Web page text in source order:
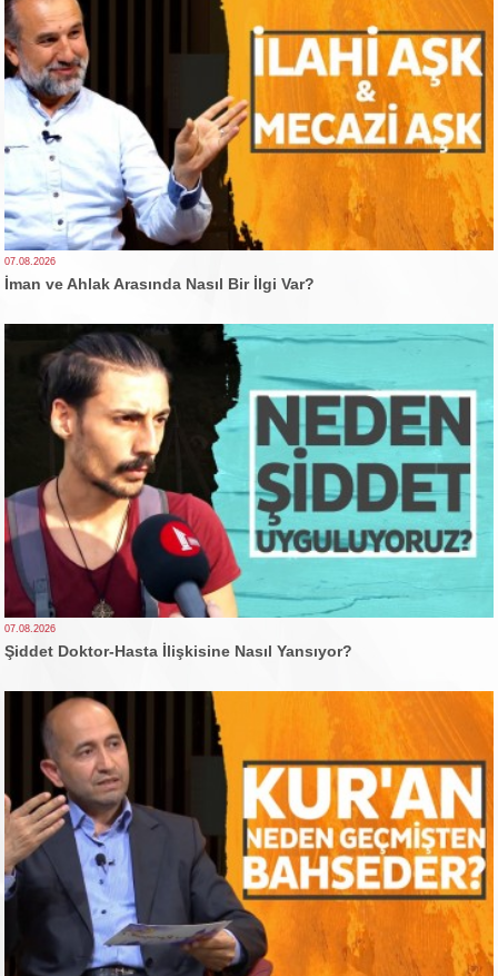
07.08.2026
İman ve Ahlak Arasında Nasıl Bir İlgi Var?
07.08.2026
Şiddet Doktor-Hasta İlişkisine Nasıl Yansıyor?